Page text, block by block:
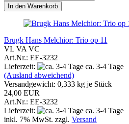
In den Warenkorb
Brugk Hans Melchior: Trio op 11
VL VA VC
Art.Nr.: EE-3232
Lieferzeit:
ca. 3-4 Tage
(Ausland abweichend)
Versandgewicht: 0,333 kg je Stück
24,00 EUR
Art.Nr.: EE-3232
Lieferzeit:
ca. 3-4 Tage
inkl. 7% MwSt. zzgl. Versand